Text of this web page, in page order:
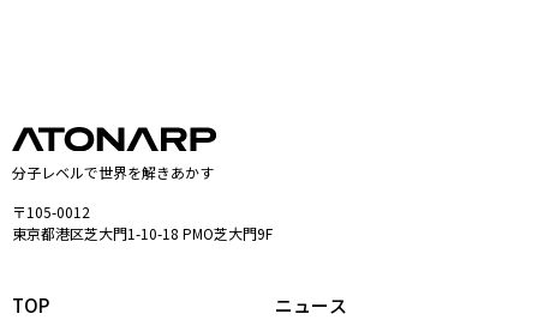
分子レベルで世界を解きあかす
〒105-0012
東京都港区芝大門1-10-18 PMO芝大門9F
TOP ニュース